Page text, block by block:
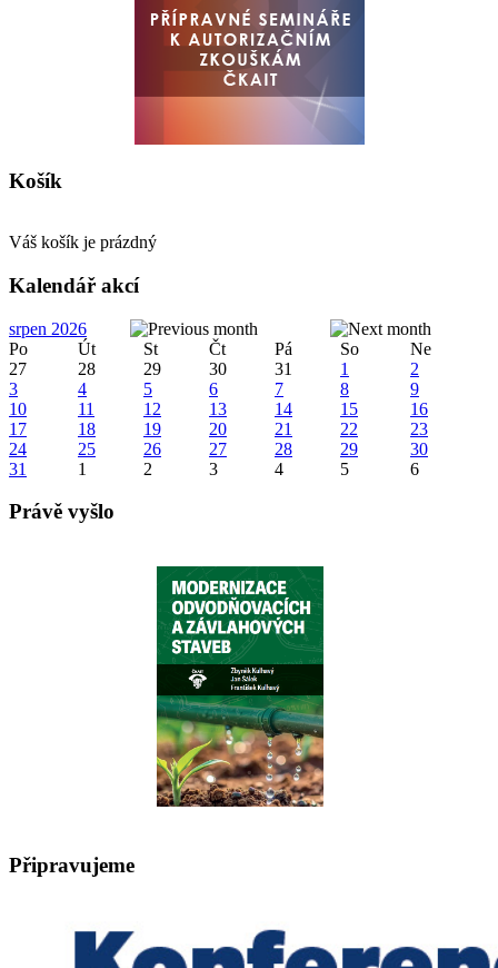
Košík
Váš košík je prázdný
Kalendář akcí
srpen 2026
Po
Út St Čt Pá So
Ne
27
28 29 30 31 1
2
3
4 5 6 7 8
9
10
11 12 13 14 15
16
17
18 19 20 21 22
23
24
25 26 27 28 29
30
31
1 2 3 4 5 6
Právě vyšlo
Připravujeme